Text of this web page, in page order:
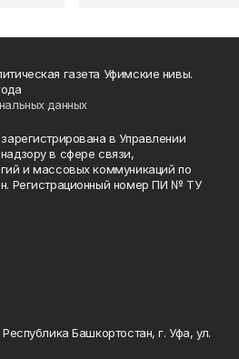
газета Уфимские нивы.
данных
в Управлении
в сфере связи,
и массовых коммуникаций по
Регистрационный номер ПИ № ТУ
Башкортостан, г. Уфа, ул.